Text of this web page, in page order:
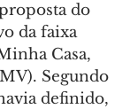
do
da faixa
Casa,
Segundo
definido,